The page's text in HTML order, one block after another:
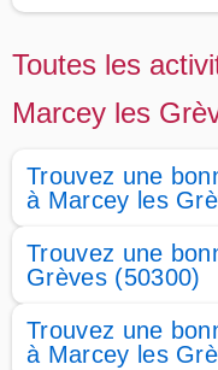
Toutes les
Marcey les
Trouvez une
à Marcey les
Trouvez une
Grèves (50300)
Trouvez une
à Marcey les